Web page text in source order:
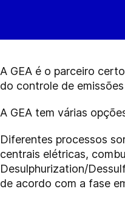
A GEA é o parceiro
do controle de
A GEA tem várias
Diferentes processos
centrais elétricas,
Desulphurization/
de acordo com a fase